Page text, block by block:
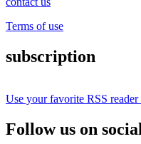
Terms of use
subscription
Use your favorite RSS
Follow us on